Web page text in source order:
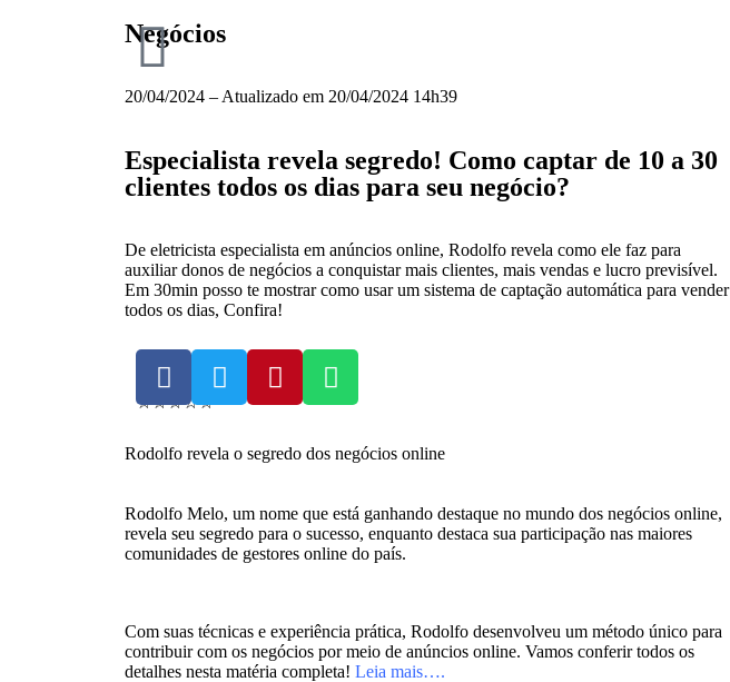
Negócios
20/04/2024 – Atualizado em 20/04/2024 14h39
Especialista revela segredo! Como captar de 10 a 30
clientes todos os dias para seu negócio?
De eletricista especialista em anúncios online, Rodolfo revela como ele faz para
auxiliar donos de negócios a conquistar mais clientes, mais vendas e lucro previsível.
Em 30min posso te mostrar como usar um sistema de captação automática para vender
todos os dias, Confira!
☆☆☆☆☆
Rodolfo revela o segredo dos negócios online
Rodolfo Melo, um nome que está ganhando destaque no mundo dos negócios online,
revela seu segredo para o sucesso, enquanto destaca sua participação nas maiores
comunidades de gestores online do país.
Com suas técnicas e experiência prática, Rodolfo desenvolveu um método único para
contribuir com os negócios por meio de anúncios online. Vamos conferir todos os
detalhes nesta matéria completa! Leia mais….